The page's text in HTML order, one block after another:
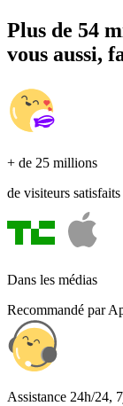
Plus de 54
vous aussi,
+ de 25 millions
de visiteurs
Dans les médias
Recommandé par
Assistance 24h/24,